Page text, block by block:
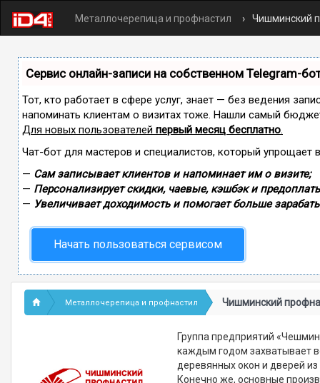
Металлочерепица и профнастил Чишминский
Сервис онлайн-записи на собственном Telegram-
Тот, кто работает в сфере услуг, знает — без ведения
напоминать клиентам о визитах тоже. Нашли самый
Для новых пользователей первый месяц бесплатно.
Чат-бот для мастеров и специалистов, который упрощает
— Сам записывает клиентов и напоминает им о визите;
— Персонализирует скидки, чаевые, кэшбэк и
— Увеличивает доходимость и помогает больше
Начать пользоваться сервисом
Металлочерепица и профнастил Чишминский
Группа предприятий
каждым годом захватывает
деревянных окон и дверей
Конечно же, основные